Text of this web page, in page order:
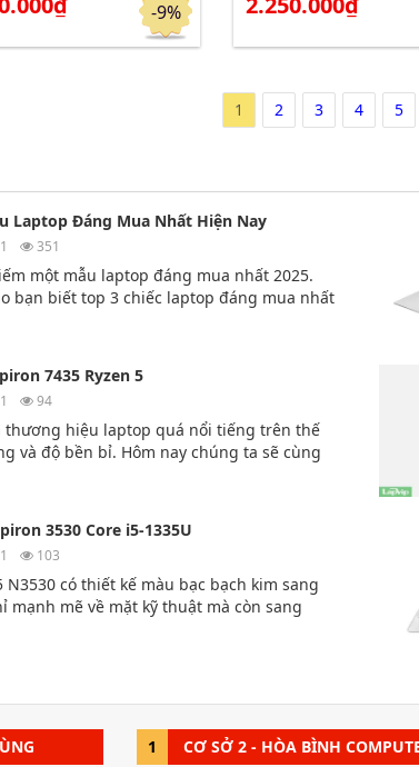
-9%
1 2 3 4 5
Laptop Đáng Mua Nhất Hiện Nay
351
một mẫu laptop đáng mua nhất 2025.
bạn biết top 3 chiếc laptop đáng mua nhất
7435 Ryzen 5
94
thương hiệu laptop quá nổi tiếng trên thế
và độ bền bỉ. Hôm nay chúng ta sẽ cùng
3530 Core i5-1335U
103
N3530 có thiết kế màu bạc bạch kim sang
mạnh mẽ về mặt kỹ thuật mà còn sang
1 CƠ SỞ 2 - HÒA BÌNH